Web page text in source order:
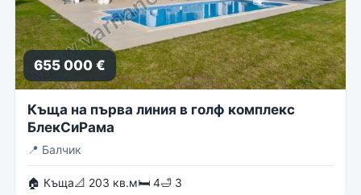
655 000 €
Къща на първа линия в голф комплекс
БлекСиРама
📍 Балчик
🏠 Къща📐 203 кв.м🛏 4🛁 3